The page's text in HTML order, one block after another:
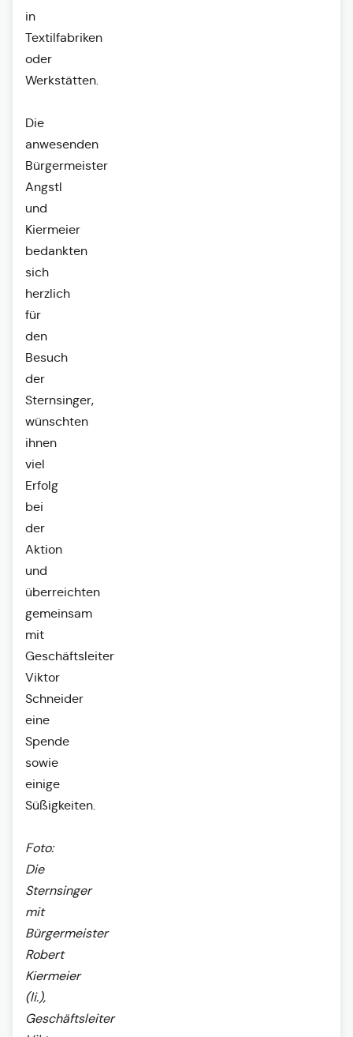
in
Textilfabriken
oder
Werkstätten.
Die
anwesenden
Bürgermeister
Angstl
und
Kiermeier
bedankten
sich
herzlich
für
den
Besuch
der
Sternsinger,
wünschten
ihnen
viel
Erfolg
bei
der
Aktion
und
überreichten
gemeinsam
mit
Geschäftsleiter
Viktor
Schneider
eine
Spende
sowie
einige
Süßigkeiten.
Foto:
Die
Sternsinger
mit
Bürgermeister
Robert
Kiermeier
(li.),
Geschäftsleiter